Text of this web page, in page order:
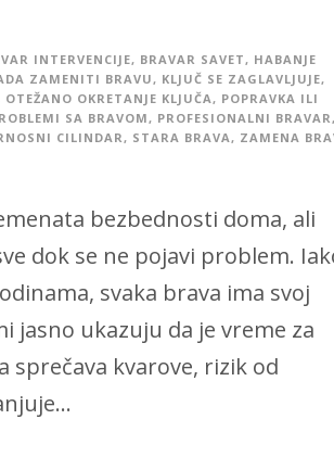
INTERVENCIJE, BRAVAR SAVET, HABANJE
ZAMENITI BRAVU, KLJUČ SE ZAGLAVLJUJE,
OTEŽANO OKRETANJE KLJUČA, POPRAVKA ILI
SA BRAVOM, PROFESIONALNI BRAVAR,
CILINDAR, STARA BRAVA, ZAMENA
bezbednosti doma, ali
dok se ne pojavi problem.
svaka brava ima svoj
jasno ukazuju da je vreme za
sprečava kvarove, rizik od